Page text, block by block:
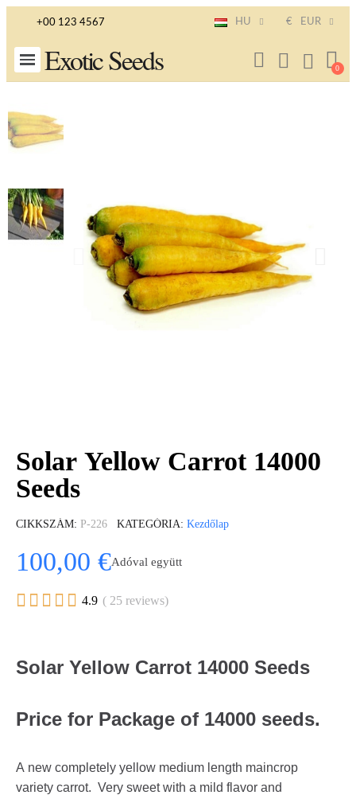
+00 123 4567 HU € EUR
Exotic Seeds
Solar Yellow Carrot 14000
Seeds
CIKKSZÁM P-226 KATEGÓRIA Kezdőlap
100,00 €Adóval együtt
     4.9 ( 25 reviews)
Solar Yellow Carrot 14000 Seeds
Price for Package of 14000 seeds.
A new completely yellow medium length maincrop
variety carrot. Very sweet with a mild flavor and